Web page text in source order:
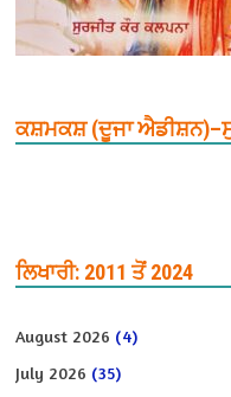
ਕਸ਼ਮਕਸ਼ (ਦੂਜਾ
ਲਿਖਾਰੀ: 2011 ਤੋਂ 2024
August 2026 (4)
July 2026 (35)